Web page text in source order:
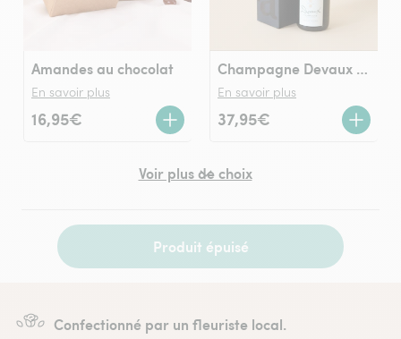
Amandes au chocolat
En savoir plus
16,95€
Champagne Devaux (75cl)
En savoir plus
37,95€
Voir plus de choix
Produit épuisé
Confectionné par un fleuriste local.